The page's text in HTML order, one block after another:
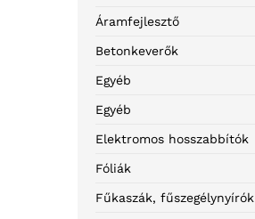
Áramfejlesztő
Betonkeverők
Egyéb
Egyéb
Elektromos hosszabbítók
Fóliák
Fűkaszák, fűszegélynyírók